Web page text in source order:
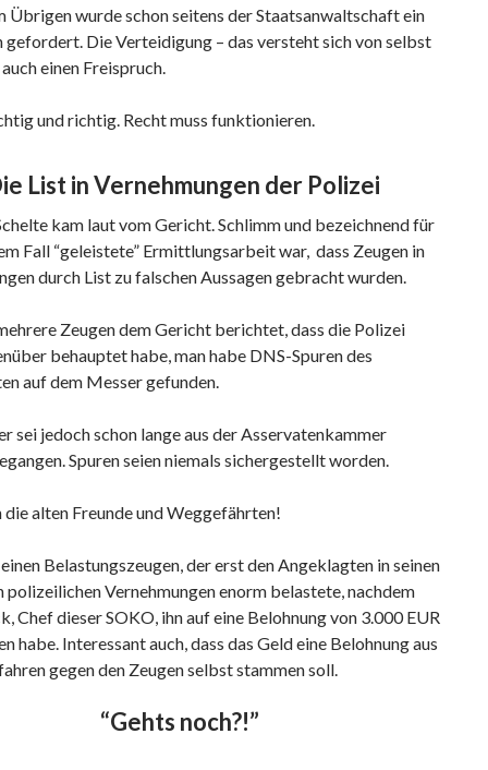
Übrigen wurde schon seitens der Staatsanwaltschaft ein
gefordert. Die Verteidigung – das versteht sich von selbst
einen Freispruch.
und richtig. Recht muss funktionieren.
List in Vernehmungen der Polizei
kam laut vom Gericht. Schlimm und bezeichnend für
Fall “geleistete” Ermittlungsarbeit war, dass Zeugen in
durch List zu falschen Aussagen gebracht wurden.
Zeugen dem Gericht berichtet, dass die Polizei
behauptet habe, man habe DNS-Spuren des
auf dem Messer gefunden.
sei jedoch schon lange aus der Asservatenkammer
Spuren seien niemals sichergestellt worden.
die alten Freunde und Weggefährten!
Belastungszeugen, der erst den Angeklagten in seinen
polizeilichen Vernehmungen enorm belastete, nachdem
Chef dieser SOKO, ihn auf eine Belohnung von 3.000 EUR
habe. Interessant auch, dass das Geld eine Belohnung aus
gegen den Zeugen selbst stammen soll.
“Gehts noch?!”